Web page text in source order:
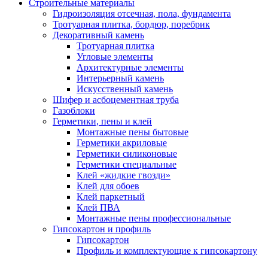
Строительные материалы
Гидроизоляция отсечная, пола, фундамента
Тротуарная плитка, бордюр, поребрик
Декоративный камень
Тротуарная плитка
Угловые элементы
Архитектурные элементы
Интерьерный камень
Искусственный камень
Шифер и асбоцементная труба
Газоблоки
Герметики, пены и клей
Монтажные пены бытовые
Герметики акриловые
Герметики силиконовые
Герметики специальные
Клей «жидкие гвозди»
Клей для обоев
Клей паркетный
Клей ПВА
Монтажные пены профессиональные
Гипсокартон и профиль
Гипсокартон
Профиль и комплектующие к гипсокартону